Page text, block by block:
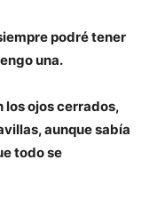
podré tener
una.
los ojos cerrados,
aunque sabía
todo se